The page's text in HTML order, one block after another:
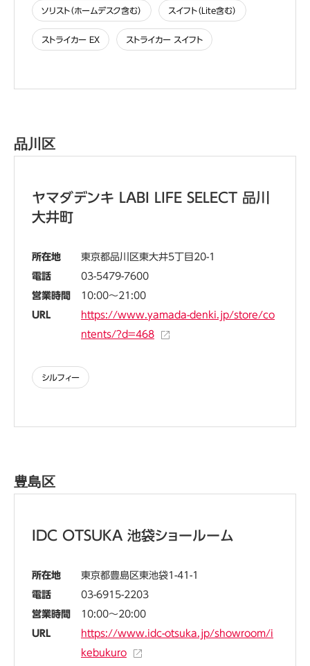
ソリスト（ホームデスク含む） スイフト（Lite含む）
ストライカー EX ストライカー スイフト
品川区
ヤマダデンキ LABI LIFE SELECT 品川
大井町
所在地
東京都品川区東大井5丁目20-1
電話
03-5479-7600
営業時間
10:00～21:00
URL
https://www.yamada-denki.jp/store/co
ntents/?d=468
シルフィー
豊島区
IDC OTSUKA 池袋ショールーム
所在地
東京都豊島区東池袋1-41-1
電話
03-6915-2203
営業時間
10:00～20:00
URL
https://www.idc-otsuka.jp/showroom/i
kebukuro